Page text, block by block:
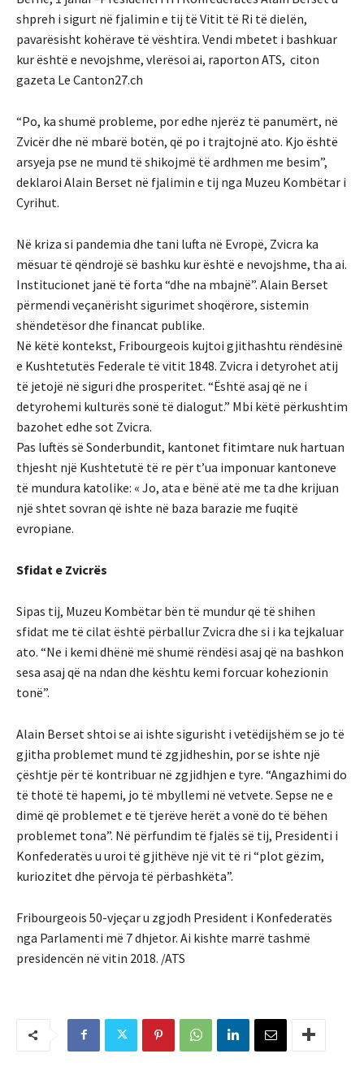
shpreh i sigurt në fjalimin e tij të Vitit të Ri të dielën,
pavarësisht kohërave të vështira. Vendi mbetet i bashkuar
kur është e nevojshme, vlerësoi ai, raporton ATS, citon
gazeta Le Canton27.ch
“Po, ka shumë probleme, por edhe njerëz të panumërt, në
Zvicër dhe në mbarë botën, që po i trajtojnë ato. Kjo është
arsyeja pse ne mund të shikojmë të ardhmen me besim”,
deklaroi Alain Berset në fjalimin e tij nga Muzeu Kombëtar i
Cyrihut.
Në kriza si pandemia dhe tani lufta në Evropë, Zvicra ka
mësuar të qëndrojë së bashku kur është e nevojshme, tha ai.
Institucionet janë të forta “dhe na mbajnë”. Alain Berset
përmendi veçanërisht sigurimet shoqërore, sistemin
shëndetësor dhe financat publike.
Në këtë kontekst, Fribourgeois kujtoi gjithashtu rëndësinë
e Kushtetutës Federale të vitit 1848. Zvicra i detyrohet atij
të jetojë në siguri dhe prosperitet. “Është asaj që ne i
detyrohemi kulturës sonë të dialogut.” Mbi këtë përkushtim
bazohet edhe sot Zvicra.
Pas luftës së Sonderbundit, kantonet fitimtare nuk hartuan
thjesht një Kushtetutë të re për t’ua imponuar kantoneve
të mundura katolike: « Jo, ata e bënë atë me ta dhe krijuan
një shtet sovran që ishte në baza barazie me fuqitë
evropiane.
Sfidat e Zvicrës
Sipas tij, Muzeu Kombëtar bën të mundur që të shihen
sfidat me të cilat është përballur Zvicra dhe si i ka tejkaluar
ato. “Ne i kemi dhënë më shumë rëndësi asaj që na bashkon
sesa asaj që na ndan dhe kështu kemi forcuar kohezionin
tonë”.
Alain Berset shtoi se ai ishte sigurisht i vetëdijshëm se jo të
gjitha problemet mund të zgjidheshin, por se ishte një
çështje për të kontribuar në zgjidhjen e tyre. “Angazhimi do
të thotë të hapemi, jo të mbyllemi në vetvete. Sepse ne e
dimë që problemet e të tjerëve herët a vonë do të bëhen
problemet tona”. Në përfundim të fjalës së tij, Presidenti i
Konfederatës u uroi të gjithëve një vit të ri “plot gëzim,
kuriozitet dhe përvoja të përbashkëta”.
Fribourgeois 50-vjeçar u zgjodh President i Konfederatës
nga Parlamenti më 7 dhjetor. Ai kishte marrë tashmë
presidencën në vitin 2018. /ATS